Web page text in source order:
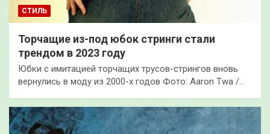
СТИЛЬ
Торчащие из-под юбок стринги стали
трендом в 2023 году
Юбки с имитацией торчащих трусов-стрингов вновь
вернулись в моду из 2000-х годов Фото: Aaron Twa /…